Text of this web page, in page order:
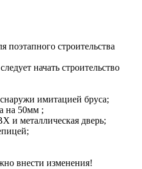
поэтапного строительства
начать строительство
имитацией бруса;
на 50мм ;
и металлическая дверь;
внести изменения!